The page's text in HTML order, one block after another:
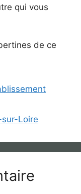
qui vous
de ce
Loire